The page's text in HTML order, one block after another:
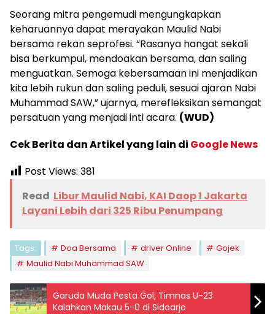
Seorang mitra pengemudi mengungkapkan
keharuannya dapat merayakan Maulid Nabi
bersama rekan seprofesi. “Rasanya hangat sekali
bisa berkumpul, mendoakan bersama, dan saling
menguatkan. Semoga kebersamaan ini menjadikan
kita lebih rukun dan saling peduli, sesuai ajaran Nabi
Muhammad SAW,” ujarnya, merefleksikan semangat
persatuan yang menjadi inti acara. (WUD)
Cek Berita dan Artikel yang lain di Google News
Post Views: 381
Read Libur Maulid Nabi, KAI Daop 1 Jakarta
Layani Lebih dari 325 Ribu Penumpang
Tags: Doa Bersama driver Online
Gojek
Maulid Nabi Muhammad SAW
Garuda Muda Pesta Gol, Timnas U-23
Kalahkan Makau 5-0 di Sidoarjo